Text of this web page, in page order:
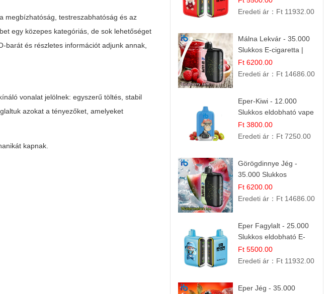
megbízhatóság, testreszabhatóság és az
egy közepes kategóriás, de sok lehetőséget
barát és részletes információt adjunk annak,
vonalat jelölnek: egyszerű töltés, stabil
azokat a tényezőket, amelyeket
kapnak.
Nyári Íz
Eredeti ár： Ft 11932.00
Málna Lekvár - 35.000
Slukkos E-cigaretta |
IBVape Bar Édes
Gyümölcs Íz
Ft 6200.00
Eredeti ár： Ft 14686.00
Eper-Kiwi - 12.000
Slukkos eldobható vape
| Friss Gyümölcs
Kombináció
Ft 3800.00
Eredeti ár： Ft 7250.00
Görögdinnye Jég -
35.000 Slukkos
eldobható vape |
IBVape Bar Frissítő
Ft 6200.00
Eredeti ár： Ft 14686.00
Eper Fagylalt - 25.000
Slukkos eldobható E-
cigaretta | Édes
Desszert Íz
Ft 5500.00
Eredeti ár： Ft 11932.00
Eper Jég - 35.000